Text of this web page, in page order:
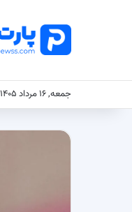
جمعه, ۱۶ مرداد ۱۴۰۵